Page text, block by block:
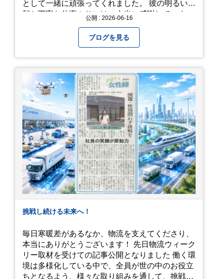
が少し前後します。出かける前に必ず公式情報や
SNSで見頃を確認しましょう！ おわりに 梅雨の
時期を「我慢する期間」から「お出かけを楽しむ
期間」に変えてくれる、そんな素敵な場所です。
いです！
として一緒に頑張ってくれました。 彼の明るい笑
顔と丁寧な仕事ぶりには、本当に感謝していま
撮影した記念写真を添付します。 チュオンさんの
今後のご活躍と新しいスタートを、みんなで応援
しましょう！ チュオンさん、今まで本当にありが
とうございました！
公開 : 2026-06-16
ブログを見る
挑戦し続ける未来へ！
毎日寒暖差があるなか、物流を支えてくださり、
本当にありがとうございます！ 先日物流ウィーク
リー取材を受けての記事公開となりました 働く環
境は多様化している中で、全員が世の中のお役立
ちとなるよう、様々な取り組みを通して、挑戦を